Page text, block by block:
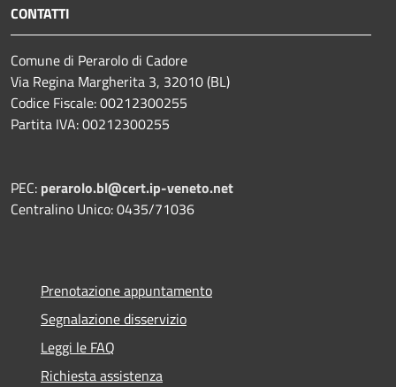
CONTATTI
Comune di Perarolo di Cadore
Via Regina Margherita 3, 32010 (BL)
Codice Fiscale: 00212300255
Partita IVA: 00212300255
PEC: perarolo.bl@cert.ip-veneto.net
Centralino Unico: 0435/71036
Prenotazione appuntamento
Segnalazione disservizio
Leggi le FAQ
Richiesta assistenza